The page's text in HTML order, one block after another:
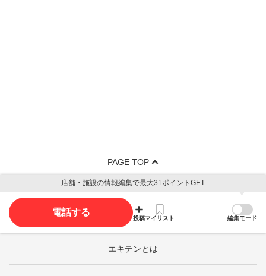
PAGE TOP
店舗・施設の情報編集で最大31ポイントGET
電話する
投稿マイリスト 編集モード
エキテンとは